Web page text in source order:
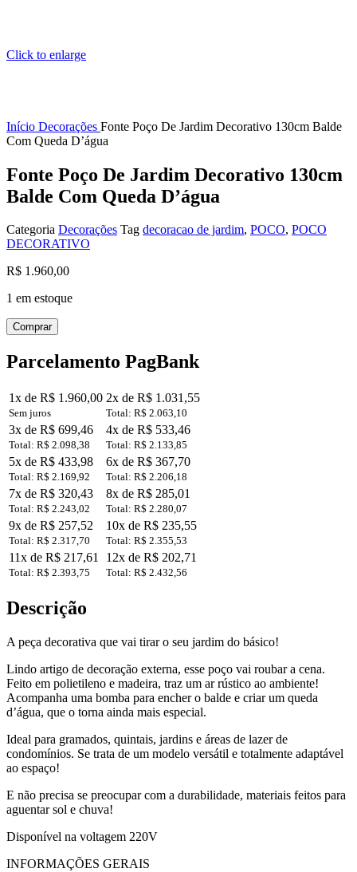
Click to enlarge
Início Decorações Fonte Poço De Jardim Decorativo 130cm Balde
Com Queda D’água
Fonte Poço De Jardim Decorativo 130cm
Balde Com Queda D’água
Categoria Decorações Tag decoracao de jardim, POCO, POCO
DECORATIVO
R$ 1.960,00
1 em estoque
Fonte
Poço
De
Jardim
130cm
Balde
Com
Queda
D'água
quantidade
Comprar
Parcelamento PagBank
1x de R$ 1.960,00
Sem juros
2x de R$ 1.031,55
Total: R$ 2.063,10
3x de R$ 699,46
Total: R$ 2.098,38
4x de R$ 533,46
Total: R$ 2.133,85
5x de R$ 433,98
Total: R$ 2.169,92
6x de R$ 367,70
Total: R$ 2.206,18
7x de R$ 320,43
Total: R$ 2.243,02
8x de R$ 285,01
Total: R$ 2.280,07
9x de R$ 257,52
Total: R$ 2.317,70
10x de R$ 235,55
Total: R$ 2.355,53
11x de R$ 217,61
Total: R$ 2.393,75
12x de R$ 202,71
Total: R$ 2.432,56
Descrição
A peça decorativa que vai tirar o seu jardim do básico!
Lindo artigo de decoração externa, esse poço vai roubar a cena.
Feito em polietileno e madeira, traz um ar rústico ao ambiente!
Acompanha uma bomba para encher o balde e criar um queda
d’água, que o torna ainda mais especial.
Ideal para gramados, quintais, jardins e áreas de lazer de
condomínios. Se trata de um modelo versátil e totalmente adaptável
ao espaço!
E não precisa se preocupar com a durabilidade, materiais feitos para
aguentar sol e chuva!
Disponível na voltagem 220V
INFORMAÇÕES GERAIS